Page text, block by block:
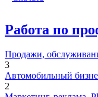
Работа по
Продажи,
3
Автомобильный
2